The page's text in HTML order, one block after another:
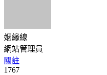
姻緣線
網站管理員
關註
1767